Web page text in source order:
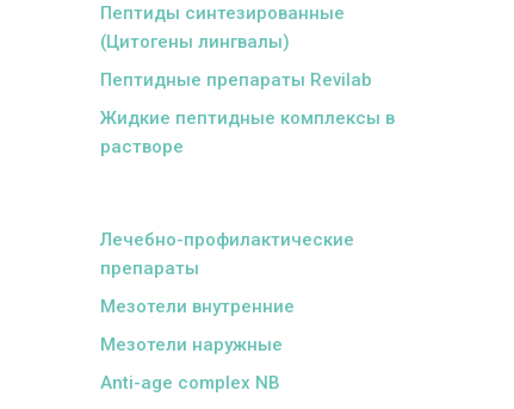
Пептиды синтезированные
(Цитогены лингвалы)
Пептидные препараты Revilab
Жидкие пептидные комплексы в
растворе
Лечебно-профилактические
препараты
Мезотели внутренние
Мезотели наружные
Anti-age complex NB